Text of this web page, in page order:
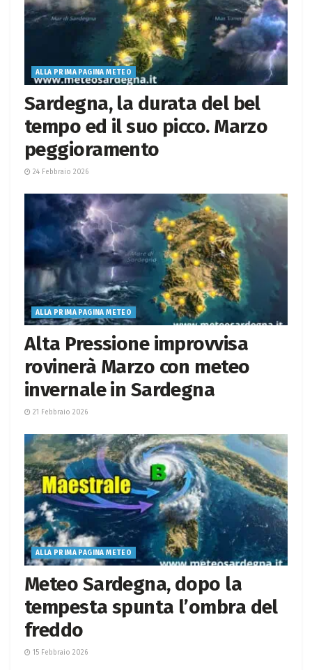
ALLA PRIMA PAGINA METEO
Sardegna, la durata del bel
tempo ed il suo picco. Marzo
peggioramento
24 Febbraio 2026
ALLA PRIMA PAGINA METEO
Alta Pressione improvvisa
rovinerà Marzo con meteo
invernale in Sardegna
21 Febbraio 2026
ALLA PRIMA PAGINA METEO
Meteo Sardegna, dopo la
tempesta spunta l’ombra del
freddo
15 Febbraio 2026